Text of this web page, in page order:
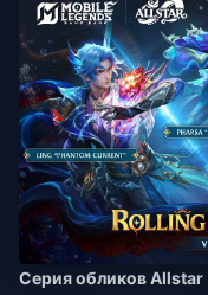
Серия обликов Allstar